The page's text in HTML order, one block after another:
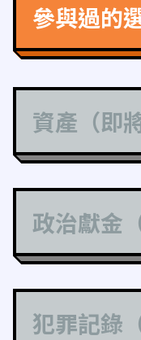
參與過的
資產（即
政治獻金
犯罪記錄